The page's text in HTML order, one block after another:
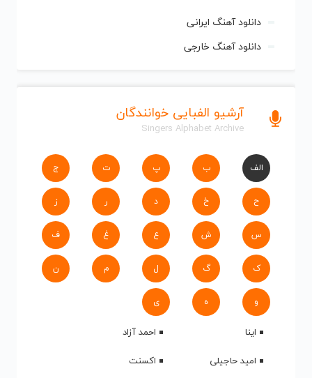
دانلود آهنگ ایرانی
دانلود آهنگ خارجی
آرشیو الفبایی خوانندگان
Singers Alphabet Archive
الف ب پ ت ج
ح خ د ر ز
س ش ع غ ف
ک گ ل م ن
و ه ی
اینا
احمد آزاد
امید حاجیلی
اکسنت